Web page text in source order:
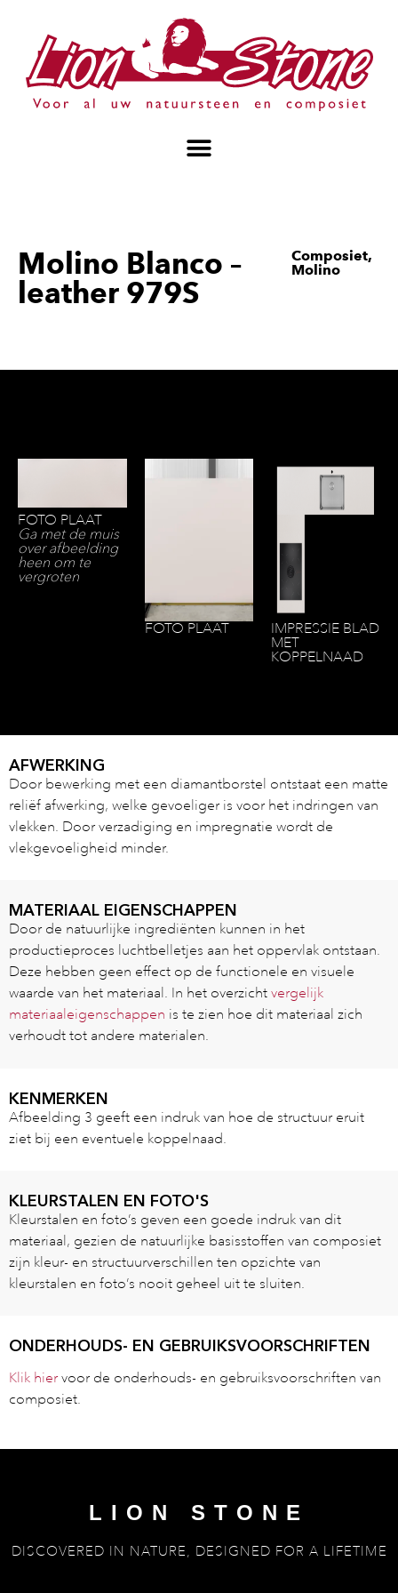
Molino Blanco –
leather 979S
Composiet,
Molino
FOTO PLAAT
Ga met de muis
over afbeelding
heen om te
vergroten
FOTO PLAAT
IMPRESSIE BLAD
MET
KOPPELNAAD
AFWERKING
Door bewerking met een diamantborstel ontstaat een matte
reliëf afwerking, welke gevoeliger is voor het indringen van
vlekken. Door verzadiging en impregnatie wordt de
vlekgevoeligheid minder.
MATERIAAL EIGENSCHAPPEN
Door de natuurlijke ingrediënten kunnen in het
productieproces luchtbelletjes aan het oppervlak ontstaan.
Deze hebben geen effect op de functionele en visuele
waarde van het materiaal. In het overzicht vergelijk
materiaaleigenschappen is te zien hoe dit materiaal zich
verhoudt tot andere materialen.
KENMERKEN
Afbeelding 3 geeft een indruk van hoe de structuur eruit
ziet bij een eventuele koppelnaad.
KLEURSTALEN EN FOTO'S
Kleurstalen en foto’s geven een goede indruk van dit
materiaal, gezien de natuurlijke basisstoffen van composiet
zijn kleur- en structuurverschillen ten opzichte van
kleurstalen en foto’s nooit geheel uit te sluiten.
ONDERHOUDS- EN GEBRUIKSVOORSCHRIFTEN
Klik hiervoor de onderhouds- en gebruiksvoorschriften van
composiet.
LION STONE
DISCOVERED IN NATURE, DESIGNED FOR A LIFETIME